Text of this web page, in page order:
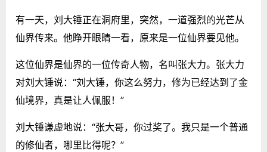
有一天，刘大锤正在洞府里，突然，一道强烈的光芒从
仙界传来。他睁开眼睛一看，原来是一位仙界要见他。
这位仙界是仙界的一位传奇人物，名叫张大力。张大力
对刘大锤说：“刘大锤，你这么努力，修为已经达到了金
仙境界，真是让人佩服！”
刘大锤谦虚地说：“张大哥，你过奖了。我只是一个普通
的修仙者，哪里比得呢？”